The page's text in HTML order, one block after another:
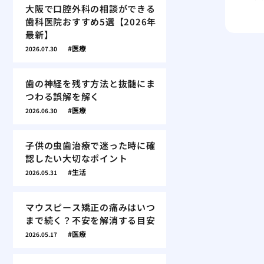
大阪で口腔外科の相談ができる
歯科医院おすすめ5選【2026年
最新】
2026.07.30 医療
歯の神経を残す方法と抜髄にま
つわる誤解を解く
2026.06.30 医療
子供の虫歯治療で迷った時に確
認したい大切なポイント
2026.05.31 生活
マウスピース矯正の痛みはいつ
まで続く？不安を解消する目安
2026.05.17 医療